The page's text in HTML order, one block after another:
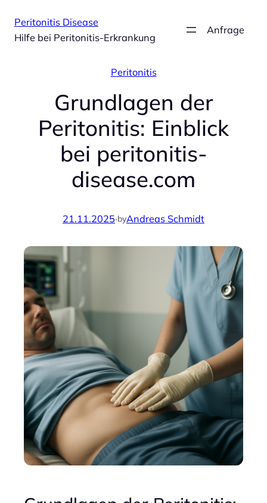
Inhalt
springen
Peritonitis Disease
Hilfe bei Peritonitis-Erkrankung
Anfrage
Peritonitis
Grundlagen der
Peritonitis: Einblick
bei peritonitis-
disease.com
21.11.2025·byAndreas Schmidt